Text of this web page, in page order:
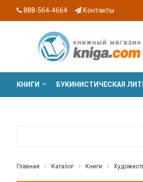
888-564-4664 Контакты
КНИГИ БУКИНИСТИЧЕСКАЯ
Главная Каталог Книги